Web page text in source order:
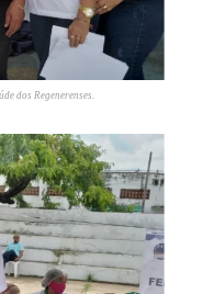
dos Regenerenses.